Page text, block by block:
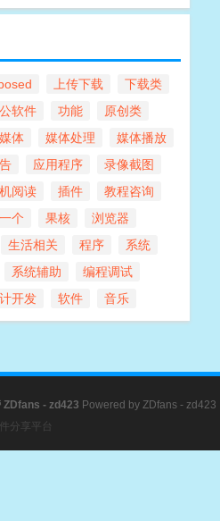
上传下载
下载类
软件 功能
原创类
体 媒体处理
媒体播放
应用程序
录像截图
阅读 插件
教程咨询
个 果核
浏览器
生活相关 程序
系统
系统辅助
编程调试
开发 软件 音乐
ZDfans - zd423 Powered by ZDfans - zd423
分享平台